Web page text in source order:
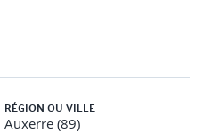
RÉGION OU VILLE
Auxerre (89)